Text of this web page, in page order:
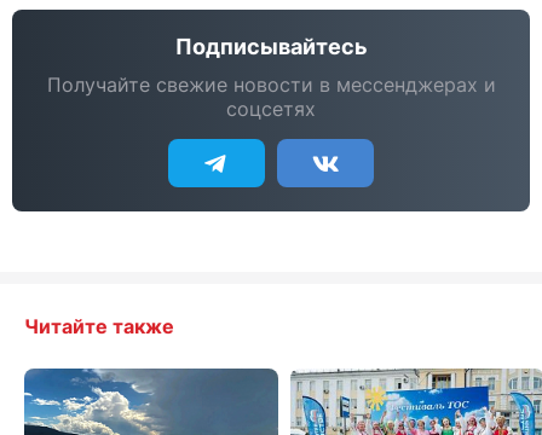
Подписывайтесь
Получайте свежие новости в мессенджерах и
соцсетях
Читайте также